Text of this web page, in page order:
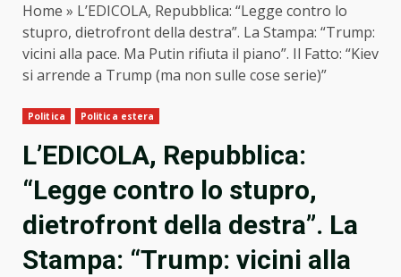
Home » L’EDICOLA, Repubblica: “Legge contro lo
stupro, dietrofront della destra”. La Stampa: “Trump:
vicini alla pace. Ma Putin rifiuta il piano”. Il Fatto: “Kiev
si arrende a Trump (ma non sulle cose serie)”
Politica Politica estera
L’EDICOLA, Repubblica:
“Legge contro lo stupro,
dietrofront della destra”. La
Stampa: “Trump: vicini alla